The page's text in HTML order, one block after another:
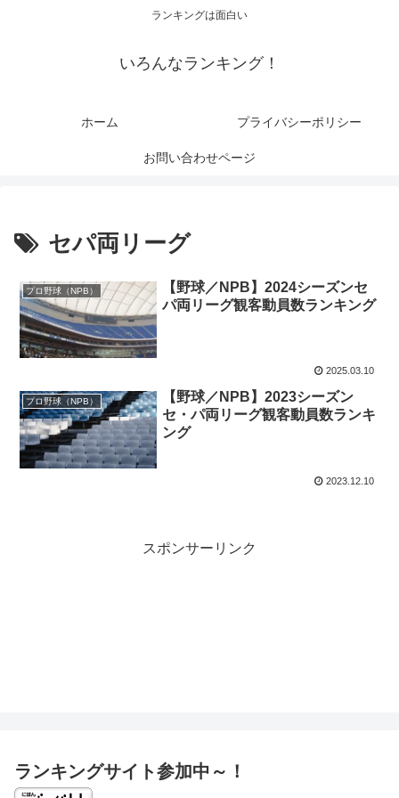
ランキングは面白い
いろんなランキング！
ホーム プライバシーポリシー
お問い合わせページ
セパ両リーグ
プロ野球（NPB）
【野球／NPB】2024シーズンセ
パ両リーグ観客動員数ランキング
2025.03.10
プロ野球（NPB）
【野球／NPB】2023シーズン
セ・パ両リーグ観客動員数ランキ
ング
2023.12.10
スポンサーリンク
ランキングサイト参加中～！